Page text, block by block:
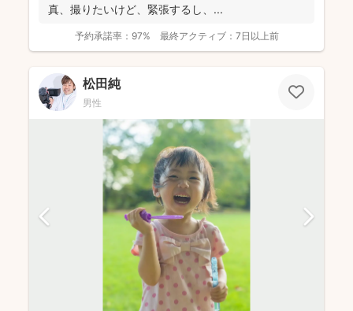
真、撮りたいけど、緊張するし、 ...
予約承諾率： 97% 最終アクティブ： 7日以上前
松田純
男性